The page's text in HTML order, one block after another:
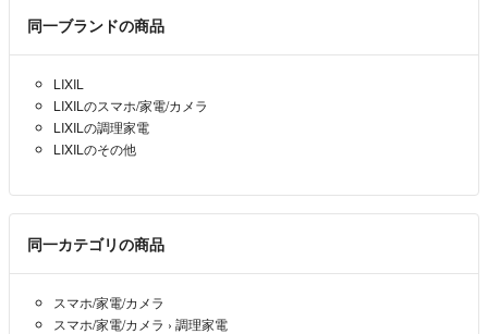
同一ブランドの商品
LIXIL
LIXILのスマホ/家電/カメラ
LIXILの調理家電
LIXILのその他
同一カテゴリの商品
スマホ/家電/カメラ
スマホ/家電/カメラ › 調理家電